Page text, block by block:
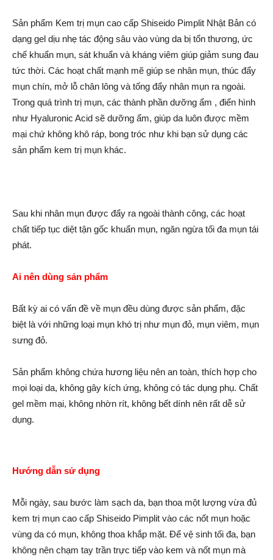
Sản phẩm Kem trị mụn cao cấp Shiseido Pimplit Nhật Bản có
dạng gel dịu nhẹ tác động sâu vào vùng da bị tổn thương, ức
chế khuẩn mụn, sát khuẩn và kháng viêm giúp giảm sung đau
tức thời. Các hoạt chất mạnh mẽ giúp se nhân mụn, thúc đẩy
mụn chín, mở lỗ chân lông và tống đẩy nhân mụn ra ngoài.
Trong quá trình trị mụn, các thành phần dưỡng ẩm , điển hình
như Hyaluronic Acid sẽ dưỡng ẩm, giúp da luôn được mềm
mại chứ không khô ráp, bong tróc như khi bạn sử dụng các
sản phẩm kem trị mụn khác.
Sau khi nhân mụn được đẩy ra ngoài thành công, các hoạt
chất tiếp tục diệt tận gốc khuẩn mụn, ngăn ngừa tối đa mụn tái
phát.
Ai nên dùng sản phẩm
Bất kỳ ai có vấn đề về mụn đều dùng được sản phẩm, đặc
biệt là với những loại mụn khó trị như mụn đỏ, mụn viêm, mụn
sưng đỏ.
Sản phẩm không chứa hương liệu nên an toàn, thích hợp cho
mọi loại da, không gây kích ứng, không có tác dụng phụ. Chất
gel mềm mại, không nhờn rít, không bết dính nên rất dễ sử
dụng.
Hướng dẫn sử dụng
Mỗi ngày, sau bước làm sạch da, bạn thoa một lượng vừa đủ
kem trị mụn cao cấp Shiseido Pimplit vào các nốt mụn hoặc
vùng da có mụn, không thoa khắp mặt. Để vệ sinh tối đa, bạn
không nên chạm tay trần trực tiếp vào kem và nốt mụn mà